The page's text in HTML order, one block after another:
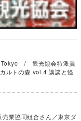
/ 観光協会特派員
ルトの森 vol.4 講談と怪
売業協同組合さん／東京ダ